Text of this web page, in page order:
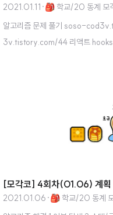
2021.01.11 ·🎒 학교/20 동계 모
알고리즘 문제 풀기 soso-
3v.tistory.com/44 리액트
[모각코] 4회차(01.06) 계획
2021.01.06 ·🎒 학교/20 동계